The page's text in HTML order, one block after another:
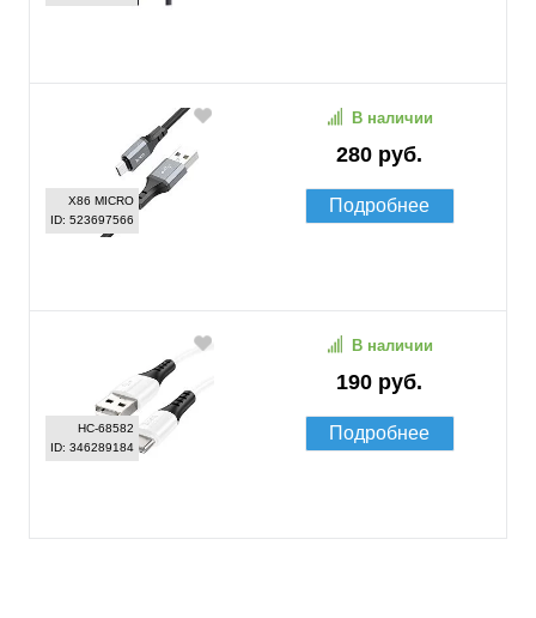
X86 MICRO
ID: 523697566
280 руб.
В наличии
Подробнее
HC-68582
ID: 346289184
190 руб.
В наличии
Подробнее